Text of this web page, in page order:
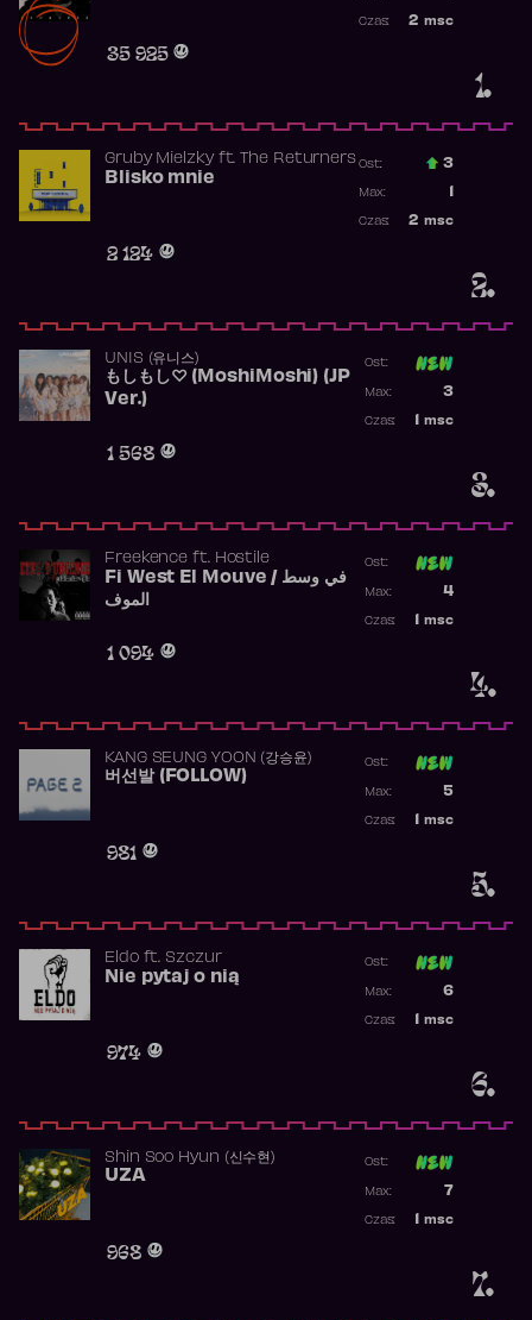
1.
35 925
2 msc
Czas:
2.
Gruby Mielzkyft. The Returners
Blisko mnie
2 124
Ost.: 3
Max:
2 msc
Czas:
3.
UNIS (유니스)
もしもし♡ (MoshiMoshi) (JP
Ver.)
1 568
Ost:
3
Max:
msc
Czas:
4.
Freekence ft. Hostile
Fi West El Mouve / في وسط
الموف
1 094
Ost:
4
Max:
msc
Czas:
5.
KANG SEUNG YOON (강승윤)
버선발 (FOLLOW)
981
Ost:
5
Max:
msc
Czas:
6.
Eldoft. Szczur
Nie pytaj o nią
974
Ost:
6
Max:
msc
Czas:
7.
Shin Soo Hyun (신수현)
UZA
968
Ost:
7
Max:
msc
Czas: